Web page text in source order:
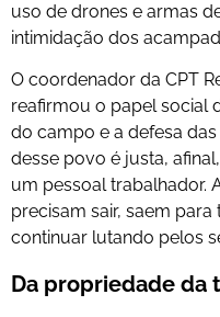
uso de drones e armas
intimidação dos
O coordenador da CPT
reafirmou o papel social
do campo e a defesa
desse povo é justa,
um pessoal trabalhador.
precisam sair, saem
continuar lutando pelos
Da propriedade da